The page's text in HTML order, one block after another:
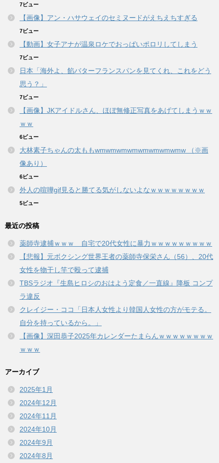
7ビュー
【画像】アン・ハサウェイのセミヌードがえちえちすぎる
7ビュー
【動画】女子アナが温泉ロケでおっぱいポロリしてしまう
7ビュー
日本「海外よ、餡バターフランスパンを見てくれ、これをどう
思う？」
7ビュー
【画像】JKアイドルさん、ほぼ無修正写真をあげてしまうｗｗ
ｗｗ
6ビュー
大林素子ちゃんの太ももwmwmwmwmwmwmwmwmw （※画
像あり）
6ビュー
外人の喧嘩gif見ると勝てる気がしないよなｗｗｗｗｗｗｗｗ
5ビュー
最近の投稿
薬師寺逮捕ｗｗｗ 自宅で20代女性に暴力ｗｗｗｗｗｗｗｗｗ
【悲報】元ボクシング世界王者の薬師寺保栄さん（56）、20代
女性を物干し竿で殴って逮捕
TBSラジオ『生島ヒロシのおはよう定食／一直線』降板 コンプ
ラ違反
クレイジー・ココ「日本人女性より韓国人女性の方がモテる。
自分を持っているから。」
【画像】深田恭子2025年カレンダーたまらんｗｗｗｗｗｗｗｗ
ｗｗｗ
アーカイブ
2025年1月
2024年12月
2024年11月
2024年10月
2024年9月
2024年8月